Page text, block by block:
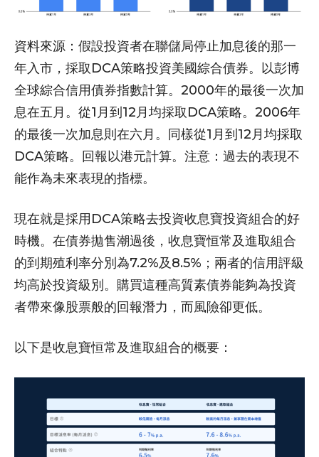
資料來源：假設投資者在聯儲局停止加息後的那一
年入市，採取DCA策略投資美國綜合債券。以彭博
全球綜合信用債券指數計算。2000年的最後一次加
息在五月。從1月到12月均採取DCA策略。2006年
的最後一次加息則在六月。同樣從1月到12月均採取
DCA策略。回報以港元計算。注意：過去的表現不
能作為未來表現的指標。
現在就是採用DCA策略去投資收息寶投資組合的好
時機。在債券拋售潮過後，收息寶恒常及進取組合
的到期殖利率分別為7.2%及8.5%；兩者的信用評級
均高於投資級別。購買這種高質素債券能夠為投資
者帶來像股票般的回報潛力，而風險卻更低。
以下是收息寶恒常及進取組合的概要：